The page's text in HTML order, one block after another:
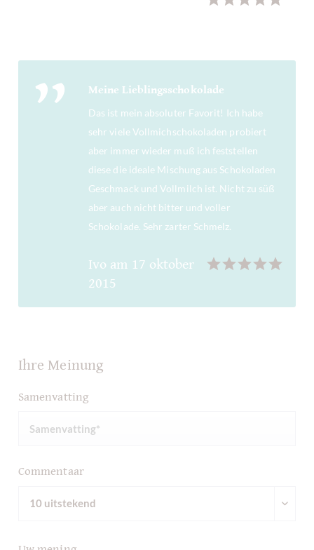
Meine Lieblingsschokolade
Das ist mein absoluter Favorit! Ich habe
sehr viele Vollmichschokoladen probiert
aber immer wieder muß ich feststellen
diese die ideale Mischung aus Schokoladen
Geschmack und Vollmilch ist. Nicht zu süß
aber auch nicht bitter und voller
Schokolade. Sehr zarter Schmelz.
Ivo am 17 oktober
2015
Ihre Meinung
Samenvatting
Commentaar